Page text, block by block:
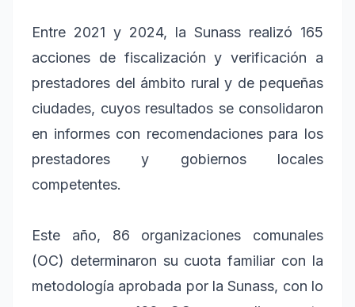
Entre 2021 y 2024, la Sunass realizó 165
acciones de fiscalización y verificación a
prestadores del ámbito rural y de pequeñas
ciudades, cuyos resultados se consolidaron
en informes con recomendaciones para los
prestadores y gobiernos locales
competentes.
Este año, 86 organizaciones comunales
(OC) determinaron su cuota familiar con la
metodología aprobada por la Sunass, con lo